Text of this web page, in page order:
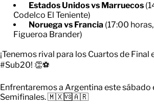
Estados Unidos vs Marruecos
Codelco El Teniente)
Noruega vs Francia (17:00
Figueroa Brander)
¡Tenemos rival para los Cuartos de Final
#Sub20! 👏⚽
Enfrentaremos a Argentina este sábado
Semifinales. 🇲🇽🆚🇦🇷